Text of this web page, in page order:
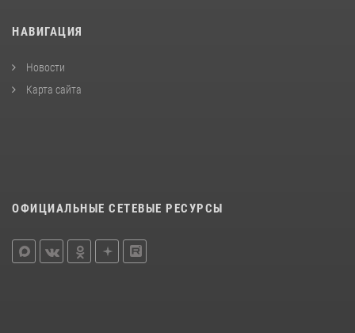
НАВИГАЦИЯ
Новости
Карта сайта
ОФИЦИАЛЬНЫЕ СЕТЕВЫЕ РЕСУРСЫ